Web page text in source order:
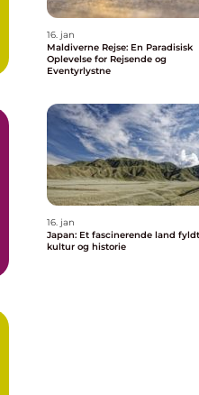
16. jan
Maldiverne Rejse: En Paradisisk
Oplevelse for Rejsende og
Eventyrlystne
16. jan
Japan: Et fascinerende land
kultur og historie